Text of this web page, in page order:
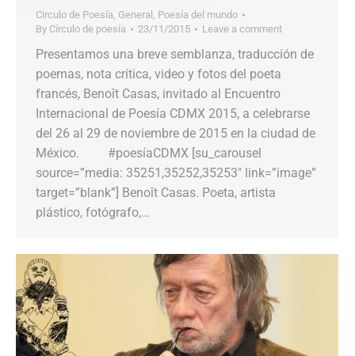
Circulo de Poesía, General , Poesía del mundo
By Círculo de poesía 23/11/2015 Leave a comment
Presentamos una breve semblanza, traducción de
poemas, nota crítica, video y fotos del poeta
francés, Benoît Casas, invitado al Encuentro
Internacional de Poesía CDMX 2015, a celebrarse
del 26 al 29 de noviembre de 2015 en la ciudad de
México. #poesíaCDMX [su_carousel
source=”media: 35251,35252,35253″ link=”image”
target=”blank”] Benoît Casas. Poeta, artista
plástico, fotógrafo,…